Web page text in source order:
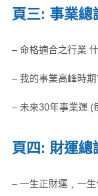
頁三: 事業總
– 命格適合之行業
– 我的事業高峰時期
– 未來30年事業運 (
頁四: 財運總
– 一生正財運﹐一生